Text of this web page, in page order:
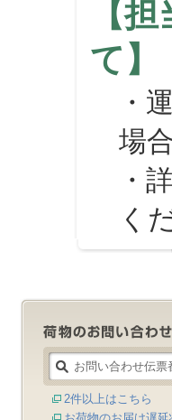
【
て】
・運
場
・詳
く
2件以上はこちら